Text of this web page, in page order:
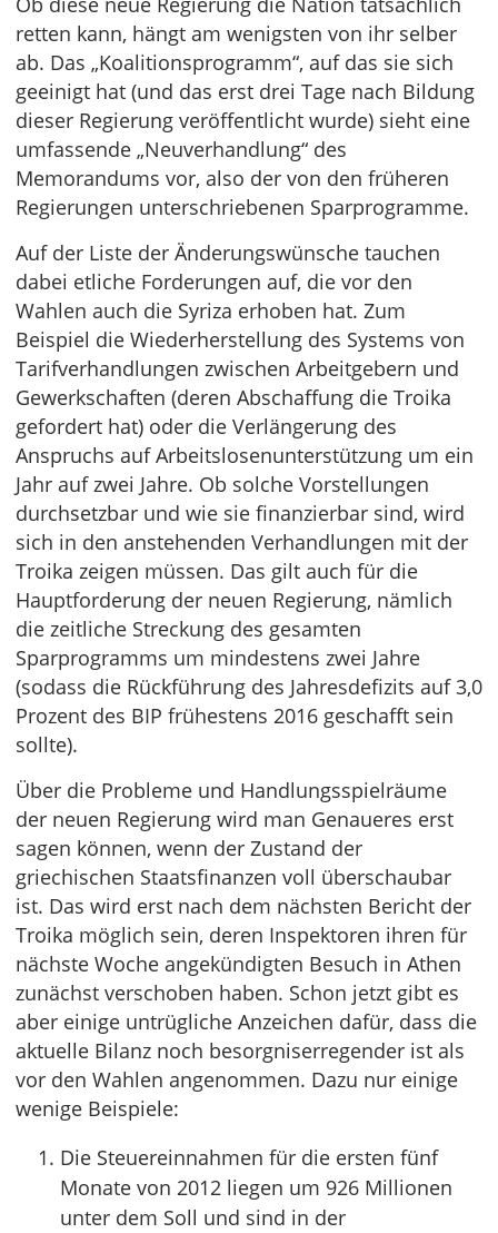
retten kann, hängt am wenigsten von ihr selber
ab. Das „Koalitionsprogramm“, auf das sie sich
geeinigt hat (und das erst drei Tage nach Bildung
dieser Regierung veröffentlicht wurde) sieht eine
umfassende „Neuverhandlung“ des
Memorandums vor, also der von den früheren
Regierungen unterschriebenen Sparprogramme.
Auf der Liste der Änderungswünsche tauchen
dabei etliche Forderungen auf, die vor den
Wahlen auch die Syriza erhoben hat. Zum
Beispiel die Wiederherstellung des Systems von
Tarifverhandlungen zwischen Arbeitgebern und
Gewerkschaften (deren Abschaffung die Troika
gefordert hat) oder die Verlängerung des
Anspruchs auf Arbeitslosenunterstützung um ein
Jahr auf zwei Jahre. Ob solche Vorstellungen
durchsetzbar und wie sie finanzierbar sind, wird
sich in den anstehenden Verhandlungen mit der
Troika zeigen müssen. Das gilt auch für die
Hauptforderung der neuen Regierung, nämlich
die zeitliche Streckung des gesamten
Sparprogramms um mindestens zwei Jahre
(sodass die Rückführung des Jahresdefizits auf 3,0
Prozent des BIP frühestens 2016 geschafft sein
sollte).
Über die Probleme und Handlungsspielräume
der neuen Regierung wird man Genaueres erst
sagen können, wenn der Zustand der
griechischen Staatsfinanzen voll überschaubar
ist. Das wird erst nach dem nächsten Bericht der
Troika möglich sein, deren Inspektoren ihren für
nächste Woche angekündigten Besuch in Athen
zunächst verschoben haben. Schon jetzt gibt es
aber einige untrügliche Anzeichen dafür, dass die
aktuelle Bilanz noch besorgniserregender ist als
vor den Wahlen angenommen. Dazu nur einige
wenige Beispiele:
Die Steuereinnahmen für die ersten fünf
Monate von 2012 liegen um 926 Millionen
unter dem Soll und sind in der